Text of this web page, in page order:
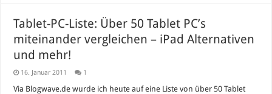
Tablet-PC-Liste: Über 50 Tablet PC’s
miteinander vergleichen – iPad Alternativen
und mehr!
16. Januar 2011 1
Via Blogwave.de wurde ich heute auf eine Liste von über 50 Tablet